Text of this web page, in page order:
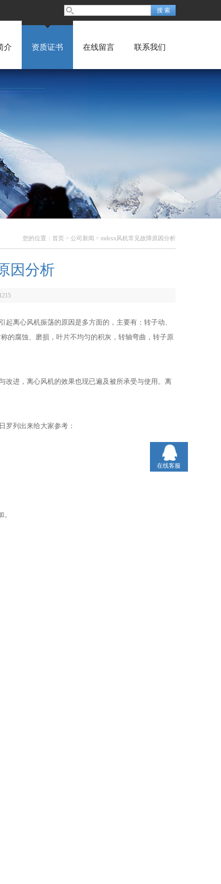
介 资质证书 在线留言 联系我们
您的位置： 首页 > 公司新闻 > mdexx风机常见故障原因分析
因分析
离心风机振荡的原因是多方面的，主要有：转子动、
的腐蚀、磨损，叶片不均匀的积灰，转轴弯曲，转子原
进，离心风机的效果也现已遍及被所承受与使用。离
列出来给大家参考：
在线客服